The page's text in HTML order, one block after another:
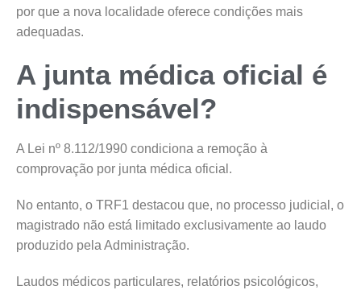
por que a nova localidade oferece condições mais
adequadas.
A junta médica oficial é
indispensável?
A Lei nº 8.112/1990 condiciona a remoção à
comprovação por junta médica oficial.
No entanto, o TRF1 destacou que, no processo judicial, o
magistrado não está limitado exclusivamente ao laudo
produzido pela Administração.
Laudos médicos particulares, relatórios psicológicos,